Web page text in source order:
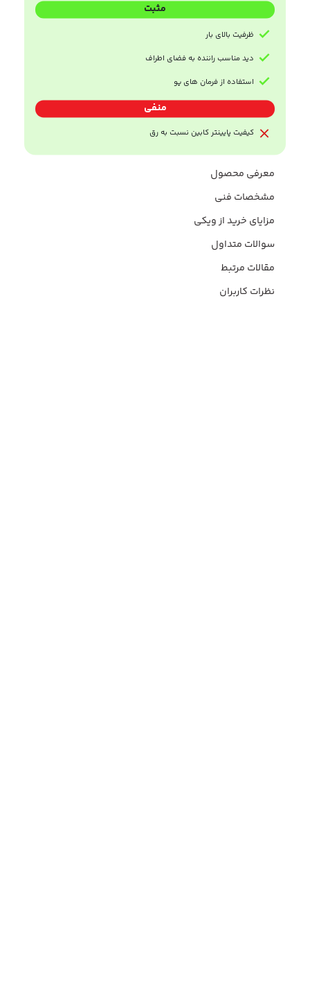
مثبت
ظرفیت بالای بار
دید مناسب راننده به فضای اطراف
استفاده از فرمان های پو
منفی
کیفیت پایینتر کابین نسبت به رق
معرفی محصول
مشخصات فنی
مزایای خرید از ویکی
سوالات متداول
مقالات مرتبط
نظرات کاربران